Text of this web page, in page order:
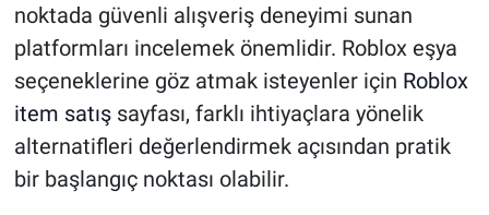
noktada güvenli alışveriş deneyimi sunan
platformları incelemek önemlidir. Roblox eşya
seçeneklerine göz atmak isteyenler için Roblox
item satışsayfası, farklı ihtiyaçlara yönelik
alternatifleri değerlendirmek açısından pratik
bir başlangıç noktası olabilir.